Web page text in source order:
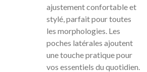
ajustement confortable et
stylé, parfait pour toutes
les morphologies. Les
poches latérales ajoutent
une touche pratique pour
vos essentiels du quotidien.